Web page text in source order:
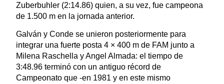
Zuberbuhler (2:14.86) quien, a su vez, fue campeona
de 1.500 m en la jornada anterior.
Galván y Conde se unieron posteriormente para
integrar una fuerte posta 4 × 400 m de FAM junto a
Milena Raschella y Angel Almada: el tiempo de
3:48.96 terminó con un antiguo récord de
Campeonato que -en 1981 y en este mismo